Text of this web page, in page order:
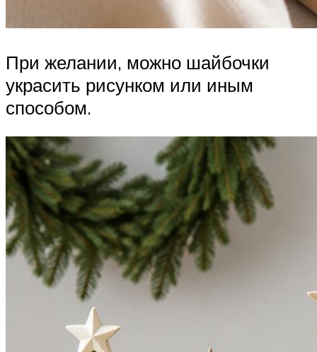
При желании, можно шайбочки
украсить рисунком или иным
способом.